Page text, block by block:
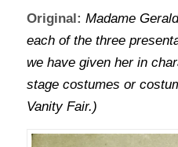
Original: Madame
each of the three
we have given her in
stage costumes or
Vanity Fair.)